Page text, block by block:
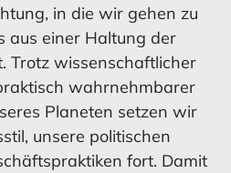
in die wir gehen zu
aus einer Haltung der
Trotz wissenschaftlicher
wahrnehmbarer
Planeten setzen wir
unsere politischen
fort. Damit